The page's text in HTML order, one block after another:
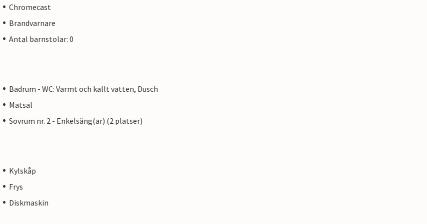
Chromecast
Brandvarnare
Antal barnstolar: 0
Badrum - WC: Varmt och kallt vatten, Dusch
Matsal
Sovrum nr. 2 - Enkelsäng(ar) (2 platser)
Kylskåp
Frys
Diskmaskin